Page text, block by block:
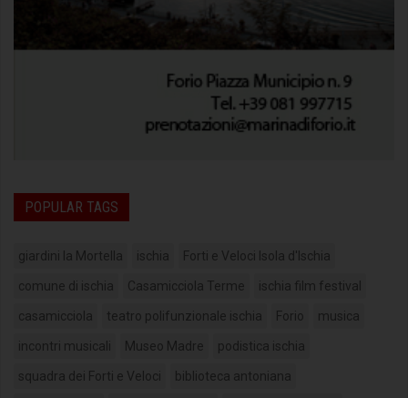
POPULAR TAGS
giardini la Mortella ischia Forti e Veloci Isola d'Ischia
comune di ischia Casamicciola Terme ischia film festival
casamicciola teatro polifunzionale ischia Forio musica
incontri musicali Museo Madre podistica ischia
squadra dei Forti e Veloci biblioteca antoniana